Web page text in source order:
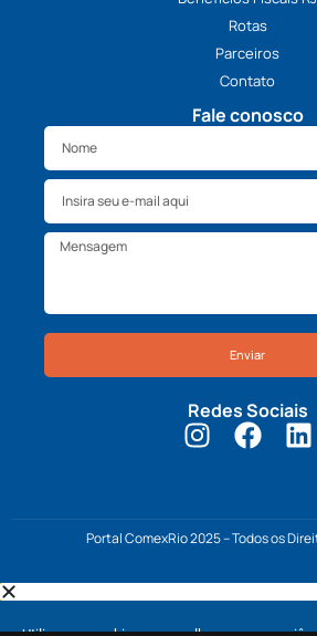
Enviar
Redes Sociais
Portal ComexRio 2025 – Todos os
Utilizamos cookies para melhorar sua
veicular anúncios ou conteúdo personalizado
Ao clicar em “Aceitar todos”, você concorda.